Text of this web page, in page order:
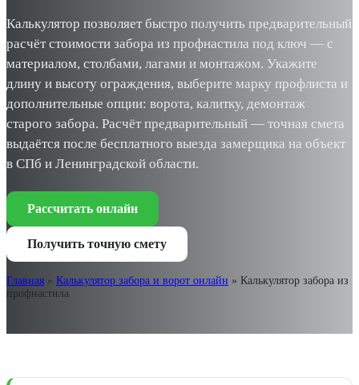
Калькулятор позволяет быстро получить предварительный
расчёт стоимости забора из профнастила под ключ — с
материалом, столбами, лагами и монтажом. Укажите
длину и высоту ограждения, выберите марку профлиста и
дополнительные опции: ворота, калитку, демонтаж
старого забора. Расчёт предварительный — точная смета
выдаётся после бесплатного выезда замерщика на объект
в СПб и Ленинградской области.
Рассчитать онлайн
Получить точную смету
Главная » Калькулятор забора и ворот онлайн » Калькулятор забора из
профнастила